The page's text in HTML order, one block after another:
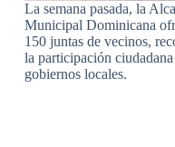
La semana pasada, la
Municipal Dominicana
150 juntas de vecinos,
la participación
gobiernos locales.